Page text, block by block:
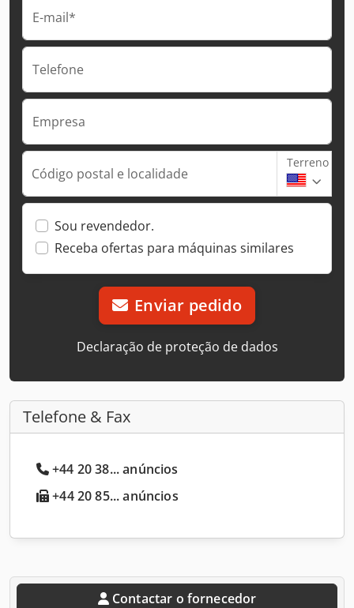
E-mail*
Telefone
Empresa
Código postal e localidade
Terreno
Sou revendedor.
Receba ofertas para máquinas similares
Enviar pedido
Declaração de proteção de dados
Telefone & Fax
+44 20 38... anúncios
+44 20 85... anúncios
Contactar o fornecedor